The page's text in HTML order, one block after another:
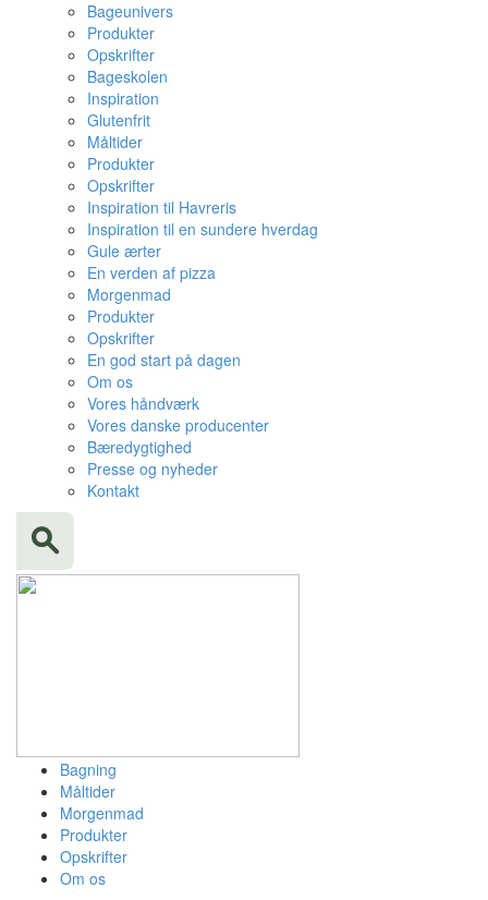
Bageunivers
Produkter
Opskrifter
Bageskolen
Inspiration
Glutenfrit
Måltider
Produkter
Opskrifter
Inspiration til Havreris
Inspiration til en sundere hverdag
Gule ærter
En verden af pizza
Morgenmad
Produkter
Opskrifter
En god start på dagen
Om os
Vores håndværk
Vores danske producenter
Bæredygtighed
Presse og nyheder
Kontakt
Bagning
Måltider
Morgenmad
Produkter
Opskrifter
Om os